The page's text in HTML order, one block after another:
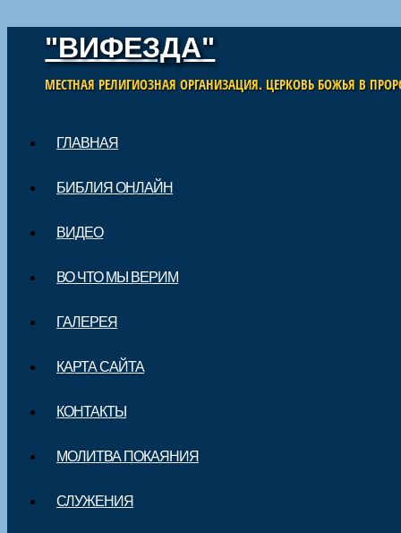
"ВИФЕЗДА"
МЕСТНАЯ РЕЛИГИОЗНАЯ ОРГАНИЗАЦИЯ. ЦЕРКОВЬ БОЖЬЯ В
Main menu
ГЛАВНАЯ
БИБЛИЯ ОНЛАЙН
ВИДЕО
ВО ЧТО МЫ ВЕРИМ
ГАЛЕРЕЯ
КАРТА САЙТА
КОНТАКТЫ
МОЛИТВА ПОКАЯНИЯ
СЛУЖЕНИЯ